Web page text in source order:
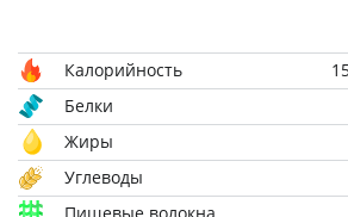
Калорийность
Белки
Жиры
Углеводы